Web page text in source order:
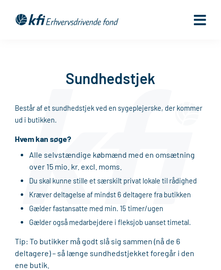
Sundhedstjek
Består af et sundhedstjekved en sygeplejerske, der kommer
ud i butikken.
Hvem kan søge?
Alle selvstændige købmænd med en omsætning
over 15 mio. kr. excl . moms.
Du skal kunne stille et særskilt privat lokale til rådighed
Kræver deltagelse af mindst 6 deltagere fra butikken
Gælder fastansatte med min. 15timer/ugen
Gælder også medarbejdere i fleksjob uanset timetal.
Tip: To butikker må godt slå sig sammen (nå de 6
deltagere) – så længe sundhedstjekket foregår i den
ene butik.